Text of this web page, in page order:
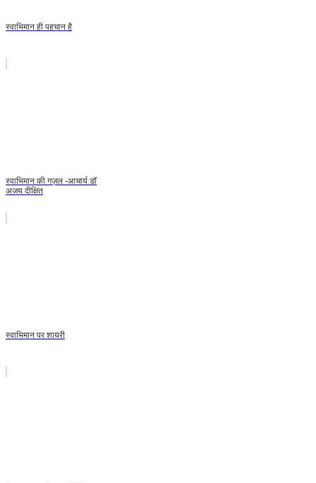
स्वाभिमान ही पहचान है
स्वाभिमान की गज़ल -आचार्य डॉ
अजय दीक्षित
स्वाभिमान पर शायरी